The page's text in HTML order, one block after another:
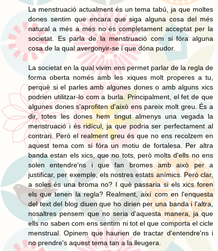
La menstruació actualment és un tema tabú, ja que moltes
dones sentim que encara que siga alguna cosa del més
natural a més a més no és completament acceptat per la
societat. Es parla de la menstruació com si fóra alguna
cosa de la qual avergonyir-se i que dóna pudor.
La societat en la qual vivim ens permet parlar de la regla de
forma oberta només amb les xiques molt properes a tu,
perquè si el parles amb algunes dones o amb alguns xics
podrien utilitzar-lo com a burla. Principalment, el fet de que
algunes dones s'aprofiten d'això ens pareix molt greu. És a
dir, totes les dones hem tingut almenys una vegada la
menstruació i és ridícul, ja que podria ser perfectament al
contrari. Però el realment greu és que no ens recolzem en
aquest tema com si fóra un motiu de fortalesa. Per altra
banda estan els xics, que no tots, però molts d'ells no ens
solen entendre'ns i que fan bromes amb això per a
justificar, per exemple, els nostres estats anímics. Però clar,
a soles és una broma no? I què passaria si els xics foren
els que tenen la regla? Realment, així com en l'enquesta
del text del blog diuen que ho dirien per una banda i l'altra,
nosaltres pensem que no seria d'aquesta manera, ja que
ells no saben com ens sentim ni tot el que comporta el cicle
menstrual. Opinem que haurien de tractar d'entendre'ns i
no prendre's aquest tema tan a la lleugera.